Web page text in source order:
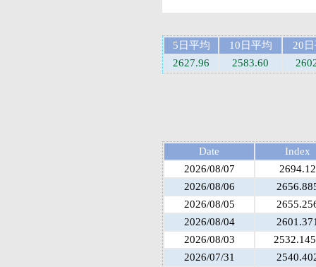
5日平均 10日平均
20
2627.96
2583.60
Date
Index
2026/08/07
2694.12
2026/08/06
2026/08/05
2026/08/04
2026/08/03
2026/07/31